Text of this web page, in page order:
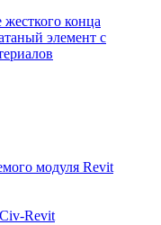
конца
элемент с
модуля Revit
Revit